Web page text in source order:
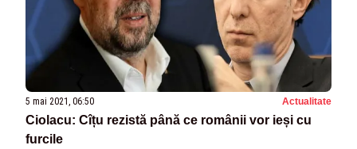
5 mai 2021, 06:50 Actualitate
Ciolacu: Cîțu rezistă până ce românii vor ieși cu
furcile